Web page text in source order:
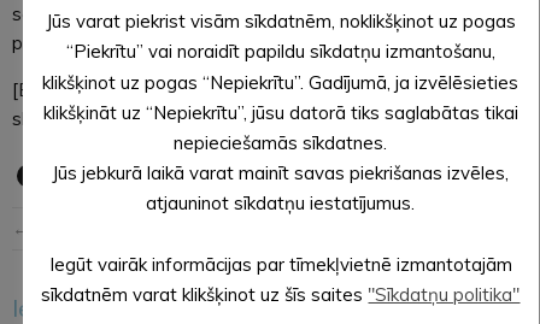
saņems 53 skolēni, 2 interešu izglītības kolektīvi un viņu
pedagogi par kopējo summu 6574 EUR.
[Best_Wordpress_Gallery id=”277″ gal_title=”Sumina
skolēnus mācību priekšmetu olimpiāžu laureātus”]
← Iepriekšējā ziņa
Iesakām arī šo
Jūs varat piekrist visām sīkdatnēm, noklikšķinot uz pogas
“Piekrītu” vai noraidīt papildu sīkdatņu izmantošanu,
klikšķinot uz pogas “Nepiekrītu”. Gadījumā, ja izvēlēsieties
klikšķināt uz “Nepiekrītu”, jūsu datorā tiks saglabātas tikai
nepieciešamās sīkdatnes.
Jūs jebkurā laikā varat mainīt savas piekrišanas izvēles,
atjauninot sīkdatņu iestatījumus.
Iegūt vairāk informācijas par tīmekļvietnē izmantotajām
sīkdatnēm varat klikšķinot uz šīs saites "Sīkdatņu politika"